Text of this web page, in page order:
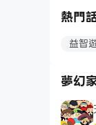
熱門
益智
夢幻